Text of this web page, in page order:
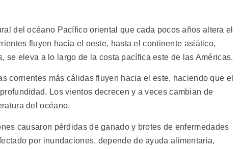
del océano Pacífico oriental que cada pocos años altera el
fluyen hacia el oeste, hasta el continente asiático,
se eleva a lo largo de la costa pacífica este de las Américas.
corrientes más cálidas fluyen hacia el este, haciendo que el
Los vientos decrecen y a veces cambian de
del océano.
causaron pérdidas de ganado y brotes de enfermedades
por inundaciones, depende de ayuda alimentaria,